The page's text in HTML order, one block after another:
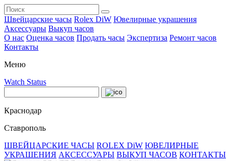
Швейцарские часы Rolex DiW Ювелирные украшения
Аксессуары Выкуп часов
О нас Оценка часов Продать часы Экспертиза Ремонт часов
Контакты
Меню
Watch Status
Краснодар
Ставрополь
ШВЕЙЦАРСКИЕ ЧАСЫ ROLEX DiW ЮВЕЛИРНЫЕ
УКРАШЕНИЯ АКСЕССУАРЫ ВЫКУП ЧАСОВ КОНТАКТЫ